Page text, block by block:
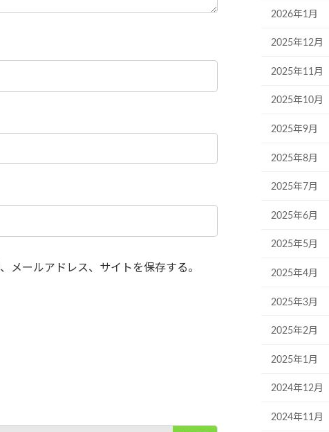
メールアドレス、サイトを保存する。
2026年1月
2025年12月
2025年11月
2025年10月
2025年9月
2025年8月
2025年7月
2025年6月
2025年5月
2025年4月
2025年3月
2025年2月
2025年1月
2024年12月
2024年11月